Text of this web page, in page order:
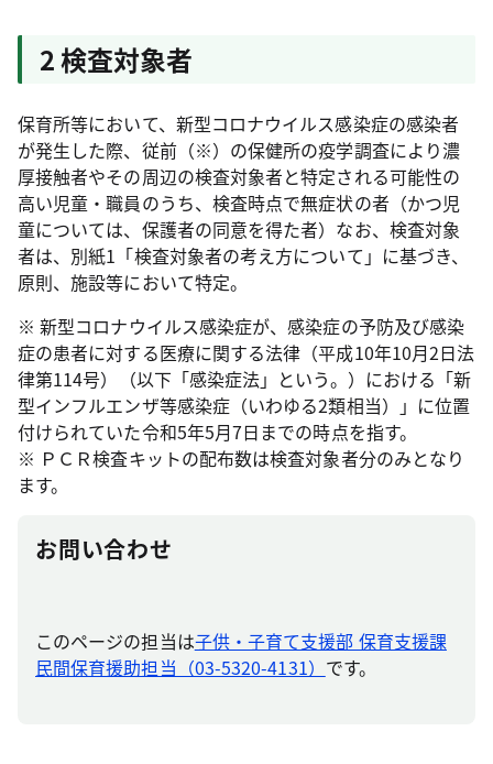
2 検査対象者
保育所等において、新型コロナウイルス感染症の感染者
が発生した際、従前（※）の保健所の疫学調査により濃
厚接触者やその周辺の検査対象者と特定される可能性の
高い児童・職員のうち、検査時点で無症状の者（かつ児
童については、保護者の同意を得た者）なお、検査対象
者は、別紙1「検査対象者の考え方について」に基づき、
原則、施設等において特定。
※ 新型コロナウイルス感染症が、感染症の予防及び感染
症の患者に対する医療に関する法律（平成10年10月2日法
律第114号）（以下「感染症法」という。）における「新
型インフルエンザ等感染症（いわゆる2類相当）」に位置
付けられていた令和5年5月7日までの時点を指す。
※ ＰＣＲ検査キットの配布数は検査対象者分のみとなり
ます。
お問い合わせ
このページの担当は子供・子育て支援部 保育支援課
民間保育援助担当（03-5320-4131） です。